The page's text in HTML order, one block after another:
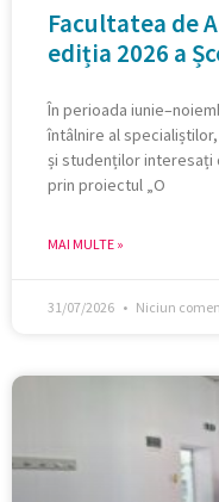
Facultatea de
ediția 2026 a
În perioada
întâlnire al
și studenților interesați
prin proiectul „O
MAI MULTE »
31/07/2026 Niciun